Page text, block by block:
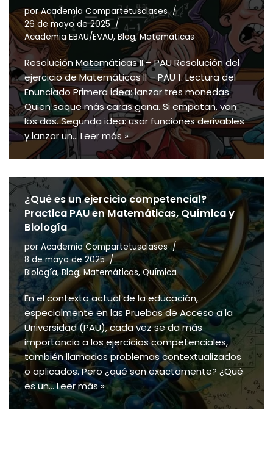
porAcademia Compartetusclases
26 de mayo de 2025
Academia EBAU/EVAU, Blog,Matemáticas
Resolución Matemáticas II – PAU Resolución del
ejercicio de Matemáticas II – PAU 1. Lectura del
Enunciado Primera idea: lanzar tres monedas.
Quien saque más caras gana. Si empatan, van
los dos. Segunda idea: usar funciones derivables
y lanzar un… Leer más »
¿Qué es un ejercicio competencial?
Practica PAU en Matemáticas, Química y
Biología
por Academia Compartetusclases
8 de mayo de 2025
Biología,Blog,Matemáticas, Química
En el contexto actual de la educación,
especialmente en las Pruebas de Acceso a la
Universidad (PAU), cada vez se da más
importancia a los ejercicios competenciales,
también llamados problemas contextualizados
o aplicados. Pero ¿qué son exactamente? ¿Qué
es un…Leer más »